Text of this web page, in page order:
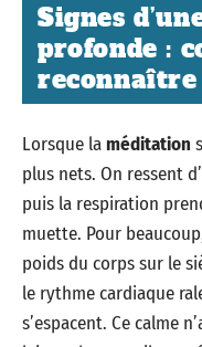
Signes
profonde :
Lorsque laméditation
plus nets. On ressent
puis la respiration
muette. Pour
poids du corps sur le
le rythme cardiaque
s’espacent. Ce calme